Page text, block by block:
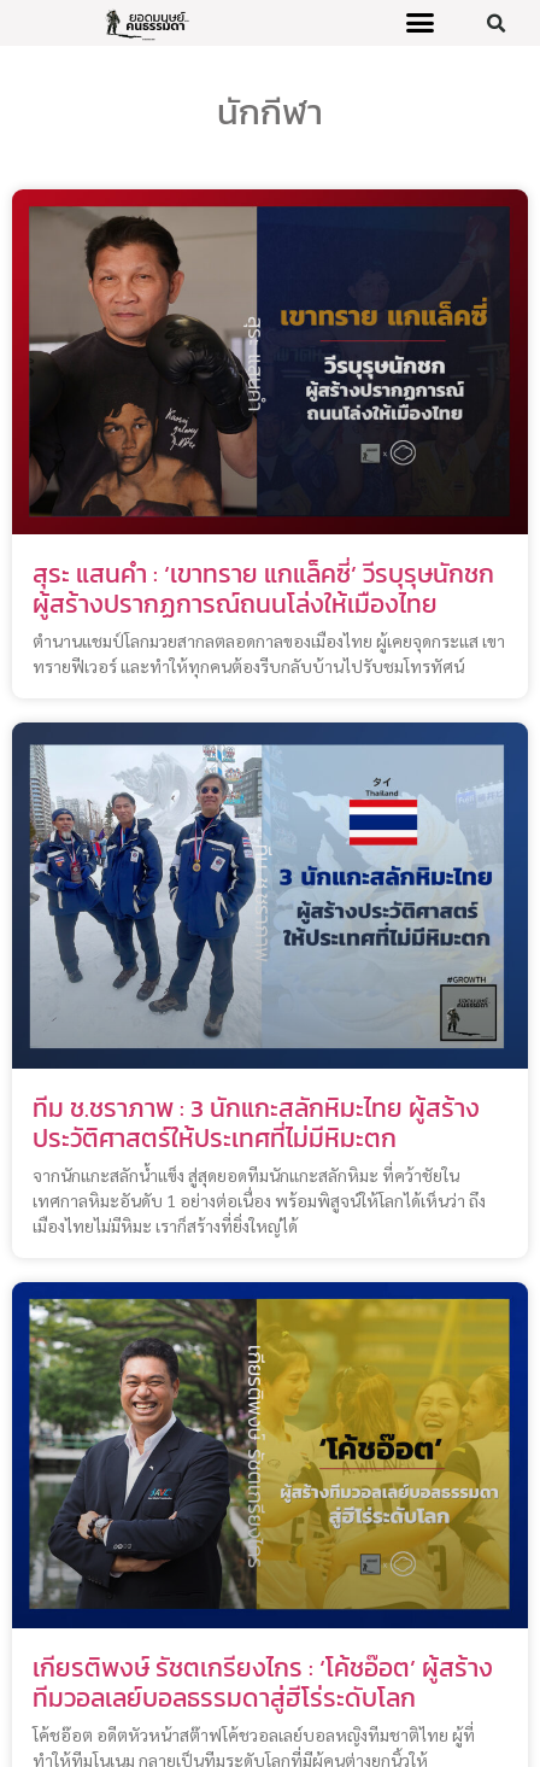
นักกีฬา
สุระ แสนคำ : ‘เขาทราย แกแล็คซี่’ วีรบุรุษนักชก
ผู้สร้างปรากฏการณ์ถนนโล่งให้เมืองไทย
ตำนานแชมป์โลกมวยสากลตลอดกาลของเมืองไทย ผู้เคยจุดกระแส เขา
ทรายฟีเวอร์ และทำให้ทุกคนต้องรีบกลับบ้านไปรับชมโทรทัศน์
ทีม ช.ชราภาพ : 3 นักแกะสลักหิมะไทย ผู้สร้าง
ประวัติศาสตร์ให้ประเทศที่ไม่มีหิมะตก
จากนักแกะสลักน้ำแข็ง สู่สุดยอดทีมนักแกะสลักหิมะ ที่คว้าชัยใน
เทศกาลหิมะอันดับ 1 อย่างต่อเนื่อง พร้อมพิสูจน์ให้โลกได้เห็นว่า ถึง
เมืองไทยไม่มีหิมะ เราก็สร้างที่ยิ่งใหญ่ได้
เกียรติพงษ์ รัชตเกรียงไกร : ‘โค้ชอ๊อต’ ผู้สร้าง
ทีมวอลเลย์บอลธรรมดาสู่ฮีโร่ระดับโลก
โค้ชอ๊อต อดีตหัวหน้าสต๊าฟโค้ชวอลเลย์บอลหญิงทีมชาติไทย ผู้ที่
ทำให้ทีมโนเนม กลายเป็นทีมระดับโลกที่มีผู้คนต่างยกนิ้วให้